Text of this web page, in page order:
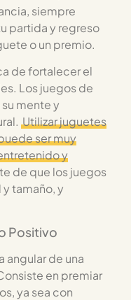
siempre
partida y regreso
o un premio.
de fortalecer el
Los juegos de
mente y
Utilizar juguetes
ser muy
y
de que los juegos
tamaño, y
Positivo
angular de una
en premiar
ya sea con